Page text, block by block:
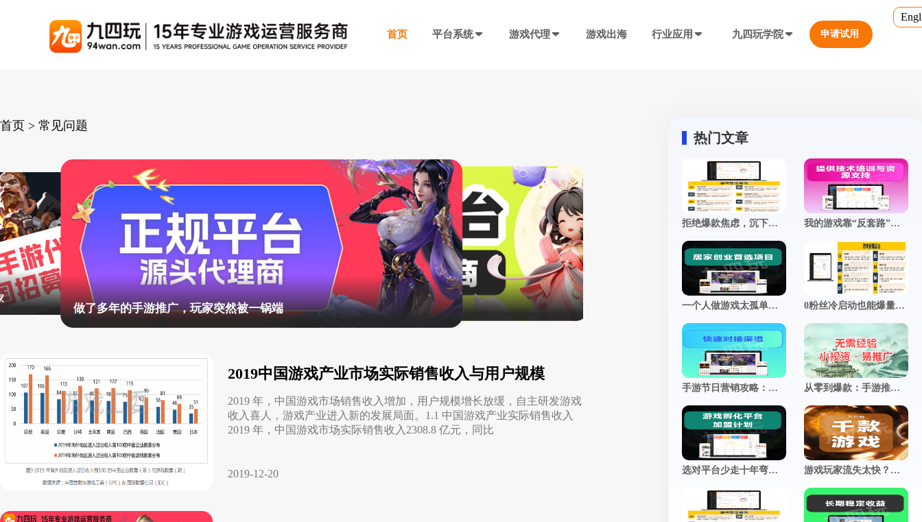
首页 平台系统
手游联运系统
千款游戏任意运营
页游联运系统
PC官网、CPS系统…等
H5游戏联运系统
快速启动，无须下载在线即玩
游戏联运系统（海外版）
支持多国语言，多种国际支付
行业对比
全新 UI 界面，功能模块重新划分
游戏APP
游戏社区化运营，新版强势来袭
后台管理系统
游戏、玩家、资金一站管理
推广员系统
推广助手APP
移动办公，发展玩家更方便
招商加盟系统
一键贴牌，快速发展加盟商
聚合盒子PC端
SDK4.0发行版
兼容性强，低门槛融入下级SDK
渠道端后台
自定义分成，多等级权限
发行端后台
低成本管理，数据可视化
游戏联运SDK
登录注册、充值、防沉迷...等
海外联运SDK
多语言、海外充值通道...等
游戏SDK定制
需求定制，打造不一样的游戏体验
游戏代理
行业对比
帮您甄选最优质的产品和服务
H5游戏列表
热门游戏、大厂游戏、高分成
H5代理流程
带你了解H5游戏的前世今生
页游列表
热门经典页游、高分成
页游代理流程
代理流程、条件、前期准备
小程序游戏列表
千款热门游戏，精品热推
94智投
八年推广团队致力帮助中小游戏公司买量投流
游戏出海 行业应用
游戏陪玩系统
变现模式多样(订单、礼物、招商加盟)
陪玩PC官网
自适应所有终端机型，引流更方便
陪玩APP
在线点单陪玩，语音聊天室...等
陪玩后台管理系统
一站式管理陪玩技师/订单/玩家数据...
原生开发，快速开播，数据互通
游戏圈子系统
打造社区氛围，维护玩家情感
IM 即时通讯系统
私信、支持文字、图片、短视频等
短视频工具包
短视频营销必备工具，快速引流
广告转化追踪
转化追踪的基础上增加数据监控
三方短信接口
用于对接第三方短信接口
省钱卡
等价兑换游戏币，新游引流利器
公众号折扣充值
使用公众号一键充值，快捷方便
大转盘（抽奖）
抽奖营销活动，增加玩家留存率
自定义专题页
让您的游戏平台与众不同
官网小程序，推广更方便
查看更多
九四玩学院
游戏直播课程
申请试用
首页 > 常见问题
做了多年的手游推广，玩家突然被一锅端你的游戏推广工作室不赚钱是有原因的
九四玩全链路发行能力，让游戏更快抵达玩家
做了多年的手游推广，玩家突然被一锅端
2019中国游戏产业市场实际销售收入与用户规模
2019 年，中国游戏市场销售收入增加，用户规模增长放缓，自主研发游戏
收入喜人，游戏产业进入新的发展局面。1.1 中国游戏产业实际销售收入
2019 年，中国游戏市场实际销售收入2308.8 亿元，同比
2019-12-20
热门文章
拒绝爆款焦虑，沉下心打磨产品，才是长期主义的赢家 我的游戏靠“反套路”出圈，玩家自来水疯狂安利！
一个人做游戏太孤单？现在开发者都在用这3种方式找“搭子” | 附真实经验分享 0粉丝冷启动也能爆量？手游推广撬动自然流量的底层逻辑
手游节日营销攻略：借势热点策划专属活动，引爆转化率飙升 从零到爆款：手游推广全攻略，揭秘打造现象级游戏的制胜法则
选对平台少走十年弯路：一套靠谱的手游联运系统，到底长什么样？ 游戏玩家流失太快？这5个运营妙招，让留存率飙升！